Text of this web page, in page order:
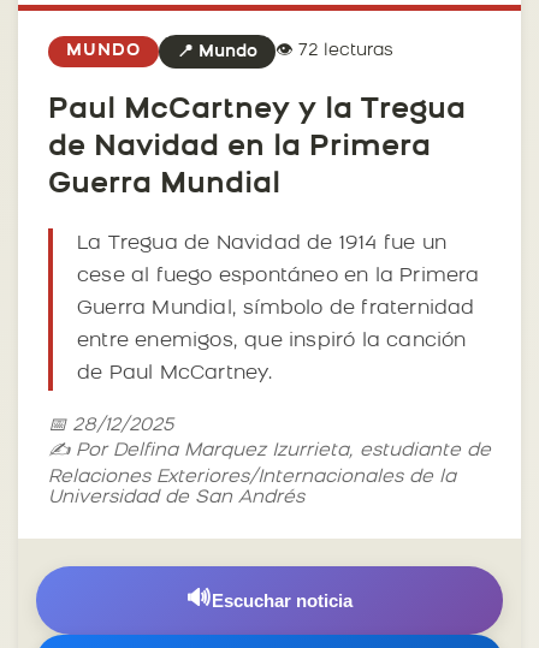
MUNDO 📍 Mundo 👁️ 72 lecturas
Paul McCartney y la Tregua
de Navidad en la Primera
Guerra Mundial
La Tregua de Navidad de 1914 fue un
cese al fuego espontáneo en la Primera
Guerra Mundial, símbolo de fraternidad
entre enemigos, que inspiró la canción
de Paul McCartney.
📅 28/12/2025
✍️ Por Delfina Marquez Izurrieta, estudiante de
Relaciones Exteriores/Internacionales de la
Universidad de San Andrés
🔊Escuchar noticia